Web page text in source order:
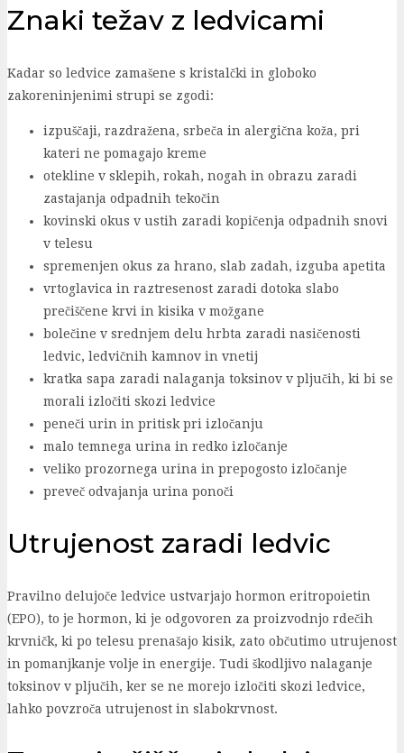
Znaki težav z ledvicami
Kadar so ledvice zamašene s kristalčki in globoko
zakoreninjenimi strupi se zgodi:
izpuščaji, razdražena, srbeča in alergična koža, pri
kateri ne pomagajo kreme
otekline v sklepih, rokah, nogah in obrazu zaradi
zastajanja odpadnih tekočin
kovinski okus v ustih zaradi kopičenja odpadnih snovi
v telesu
spremenjen okus za hrano, slab zadah, izguba apetita
vrtoglavica in raztresenost zaradi dotoka slabo
prečiščene krvi in kisika v možgane
bolečine v srednjem delu hrbta zaradi nasičenosti
ledvic, ledvičnih kamnov in vnetij
kratka sapa zaradi nalaganja toksinov v pljučih, ki bi se
morali izločiti skozi ledvice
peneči urin in pritisk pri izločanju
malo temnega urina in redko izločanje
veliko prozornega urina in prepogosto izločanje
preveč odvajanja urina ponoči
Utrujenost zaradi ledvic
Pravilno delujoče ledvice ustvarjajo hormon eritropoietin
(EPO), to je hormon, ki je odgovoren za proizvodnjo rdečih
krvničk, ki po telesu prenašajo kisik, zato občutimo utrujenost
in pomanjkanje volje in energije. Tudi škodljivo nalaganje
toksinov v pljučih, ker se ne morejo izločiti skozi ledvice,
lahko povzroča utrujenost in slabokrvnost.